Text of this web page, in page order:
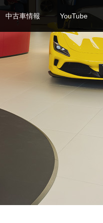
中古車情報 YouTube